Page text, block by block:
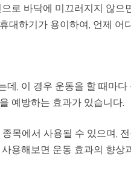
로 바닥에 미끄러지지 않으
대하기가 용이하여, 언제 어
데, 이 경우 운동을 할 때마
예방하는 효과가 있습니다.
목에서 사용될 수 있으며,
용해보면 운동 효과의 향